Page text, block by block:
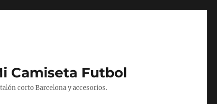
Camiseta Futbol
corto Barcelona y accesorios.